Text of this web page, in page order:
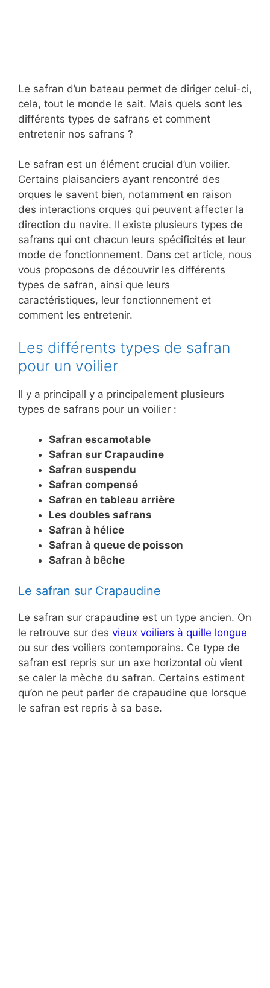
Le safran d’un bateau permet de diriger celui-ci,
cela, tout le monde le sait. Mais quels sont les
différents types de safrans et comment
entretenir nos safrans ?
Le safran est un élément crucial d’un voilier.
Certains plaisanciers ayant rencontré des
orques le savent bien, notamment en raison
des interactions orques qui peuvent affecter la
direction du navire. Il existe plusieurs types de
safrans qui ont chacun leurs spécificités et leur
mode de fonctionnement. Dans cet article, nous
vous proposons de découvrir les différents
types de safran, ainsi que leurs
caractéristiques, leur fonctionnement et
comment les entretenir.
Les différents types de safran
pour un voilier
Il y a principaIl y a principalement plusieurs
types de safrans pour un voilier :
Safran escamotable
Safran sur Crapaudine
Safran suspendu
Safran compensé
Safran en tableau arrière
Les doubles safrans
Safran à hélice
Safran à queue de poisson
Safran à bêche
Le safran sur Crapaudine
Le safran sur crapaudine est un type ancien. On
le retrouve sur des vieux voiliers à quille longue
ou sur des voiliers contemporains. Ce type de
safran est repris sur un axe horizontal où vient
se caler la mèche du safran. Certains estiment
qu’on ne peut parler de crapaudine que lorsque
le safran est repris à sa base.